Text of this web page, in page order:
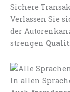
Sichere
Verlassen Sie
der
strengen
In allen